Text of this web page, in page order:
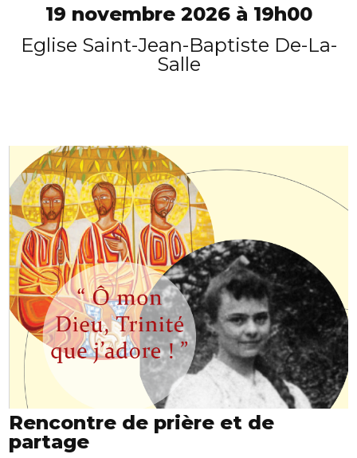
19 novembre 2026 à 19h00
Eglise Saint-Jean-Baptiste De-La-
Salle
Rencontre de prière et de
partage